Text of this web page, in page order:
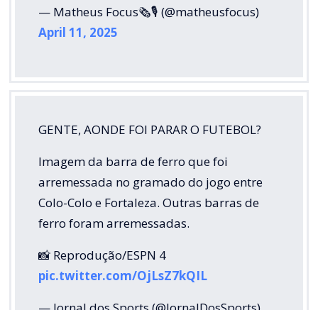
— Matheus Focus🗞️🎙️ (@matheusfocus)
April 11, 2025
GENTE, AONDE FOI PARAR O FUTEBOL?
Imagem da barra de ferro que foi
arremessada no gramado do jogo entre
Colo-Colo e Fortaleza. Outras barras de
ferro foram arremessadas.
📸 Reprodução/ESPN 4
pic.twitter.com/OjLsZ7kQIL